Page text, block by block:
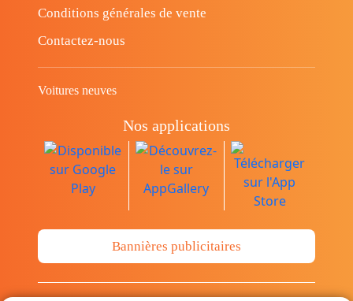
Conditions générales de vente
Contactez-nous
Voitures neuves
Nos applications
Bannières publicitaires